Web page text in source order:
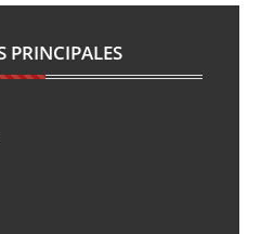
PRINCIPALES